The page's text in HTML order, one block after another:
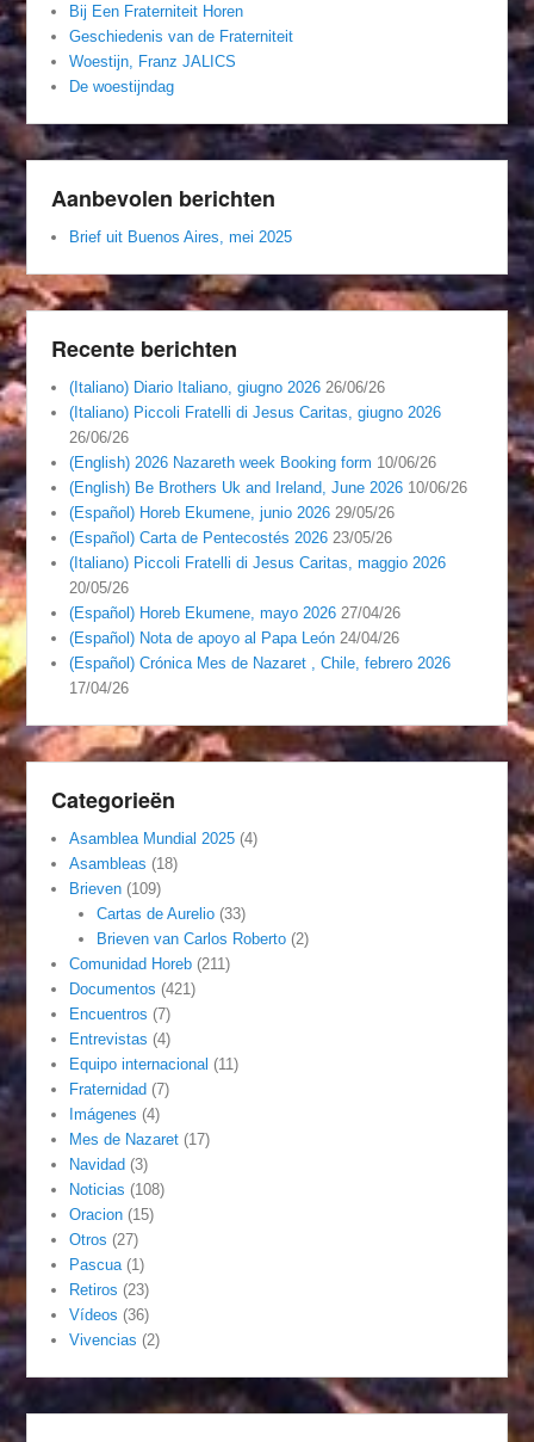
Bij Een Fraterniteit Horen
Geschiedenis van de Fraterniteit
Woestijn, Franz JALICS
De woestijndag
Aanbevolen berichten
Brief uit Buenos Aires, mei 2025
Recente berichten
(Italiano) Diario Italiano, giugno 2026 26/06/26
(Italiano) Piccoli Fratelli di Jesus Caritas, giugno 2026
26/06/26
(English) 2026 Nazareth week Booking form 10/06/26
(English) Be Brothers Uk and Ireland, June 2026 10/06/26
(Español) Horeb Ekumene, junio 2026 29/05/26
(Español) Carta de Pentecostés 2026 23/05/26
(Italiano) Piccoli Fratelli di Jesus Caritas, maggio 2026
20/05/26
(Español) Horeb Ekumene, mayo 2026 27/04/26
(Español) Nota de apoyo al Papa León 24/04/26
(Español) Crónica Mes de Nazaret , Chile, febrero 2026
17/04/26
Categorieën
Asamblea Mundial 2025 (4)
Asambleas (18)
Brieven (109)
Cartas de Aurelio(33)
Brieven van Carlos Roberto(2)
Comunidad Horeb (211)
Documentos (421)
Encuentros (7)
Entrevistas (4)
Equipo internacional (11)
Fraternidad (7)
Imágenes (4)
Mes de Nazaret (17)
Navidad (3)
Noticias (108)
Oracion (15)
Otros (27)
Pascua (1)
Retiros (23)
Vídeos (36)
Vivencias (2)